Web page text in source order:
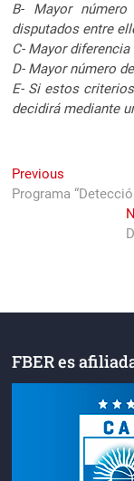
B- Mayor
disputados entre
C- Mayor
D- Mayor número
E- Si estos
decidirá mediante
Navegación
de
Previous
post:
Programa
FBER es